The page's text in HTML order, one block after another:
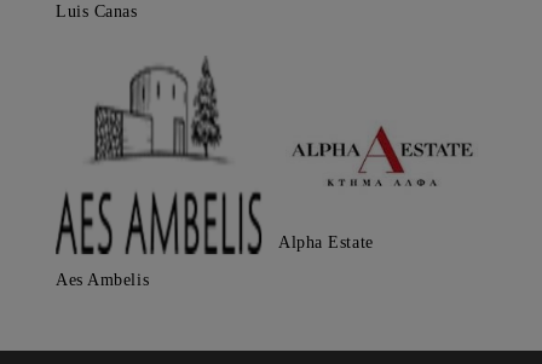
Luis Canas
Aes Ambelis
Alpha Estate